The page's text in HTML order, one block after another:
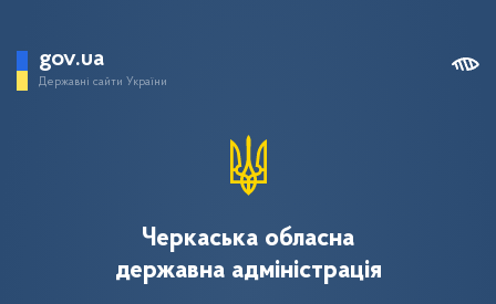
gov.ua
Державні сайти України
Черкаська обласна
державна адміністрація